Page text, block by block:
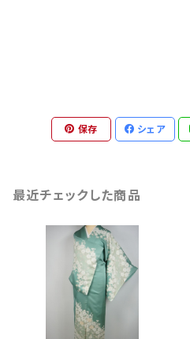
保存 シェア
最近チェックした商品